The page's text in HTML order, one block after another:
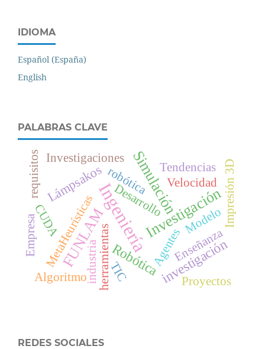
IDIOMA
Español (España)
English
PALABRAS CLAVE
IngenieríaInvestigación
Simulación
FUNLAMRobóticainvestigación
herramientas
Lámpsakos Impresión 3D
MetaHeurísticas Agentes
Desarrollo
robótica Velocidad
CUDA
industria
Investigaciones
Enseñanza
Tendencias
TIC
Empresa
requisitos
Proyectos
Modelo
Algoritmo
REDES SOCIALES